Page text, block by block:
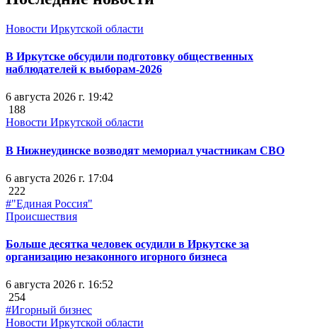
Новости Иркутской области
В Иркутске обсудили подготовку общественных
наблюдателей к выборам-2026
6 августа 2026 г. 19:42
188
Новости Иркутской области
В Нижнеудинске возводят мемориал участникам СВО
6 августа 2026 г. 17:04
222
#"Единая Россия"
Происшествия
Больше десятка человек осудили в Иркутске за
организацию незаконного игорного бизнеса
6 августа 2026 г. 16:52
254
#Игорный бизнес
Новости Иркутской области